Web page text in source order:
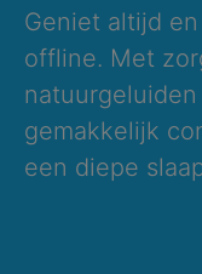
Geniet altijd
offline. Met
gemakkelijk
een diepe